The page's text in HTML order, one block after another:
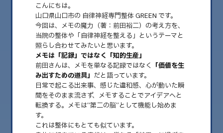
こんにちは。
山口県山口市の 自律神経専門整体 GREEN です。
今回は、メモの魔力（著：前田裕二）の考え方を、
当院の整体や「自律神経を整える」というテーマと
照らし合わせてみたいと思います。
メモは「記録」ではなく「知的生産」
前田さんは、メモを単なる記録ではなく 「価値を生
み出すための道具」 だと語っています。
日常で起こる出来事、感じた違和感、心が動いた瞬
間をそのまま流さず、メモすることでアイデアへと
転換する。メモは“第二の脳”として機能し始めま
す。
これは整体にもとても似ています。